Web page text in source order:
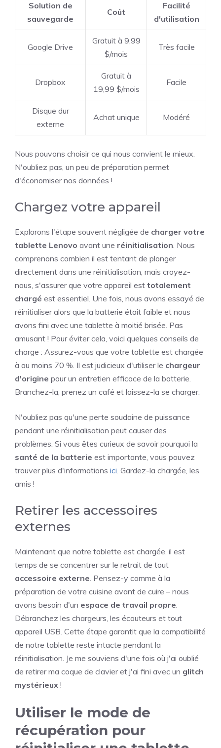
Solution de
sauvegarde
Coût
Facilité
d'utilisation
Google Drive
Gratuit à 9,99
$/mois
Très facile
Dropbox
Gratuit à
19,99 $/mois
Facile
Disque dur
externe
Achat unique Modéré
Nous pouvons choisir ce qui nous convient le mieux.
N'oubliez pas, un peu de préparation permet
d'économiser nos données !
Chargez votre appareil
Explorons l'étape souvent négligée de charger votre
tablette Lenovo avant une réinitialisation. Nous
comprenons combien il est tentant de plonger
directement dans une réinitialisation, mais croyez-
nous, s'assurer que votre appareil est totalement
chargé est essentiel. Une fois, nous avons essayé de
réinitialiser alors que la batterie était faible et nous
avons fini avec une tablette à moitié brisée. Pas
amusant ! Pour éviter cela, voici quelques conseils de
charge : Assurez-vous que votre tablette est chargée
à au moins 70 %. Il est judicieux d'utiliser le chargeur
d'origine pour un entretien efficace de la batterie.
Branchez-la, prenez un café et laissez-la se charger.
N'oubliez pas qu'une perte soudaine de puissance
pendant une réinitialisation peut causer des
problèmes. Si vous êtes curieux de savoir pourquoi la
santé de la batterie est importante, vous pouvez
trouver plus d'informations ici. Gardez-la chargée, les
amis !
Retirer les accessoires
externes
Maintenant que notre tablette est chargée, il est
temps de se concentrer sur le retrait de tout
accessoire externe. Pensez-y comme à la
préparation de votre cuisine avant de cuire – nous
avons besoin d'un espace de travail propre.
Débranchez les chargeurs, les écouteurs et tout
appareil USB. Cette étape garantit que la compatibilité
de notre tablette reste intacte pendant la
réinitialisation. Je me souviens d'une fois où j'ai oublié
de retirer ma coque de clavier et j'ai fini avec un glitch
mystérieux !
Utiliser le mode de
récupération pour